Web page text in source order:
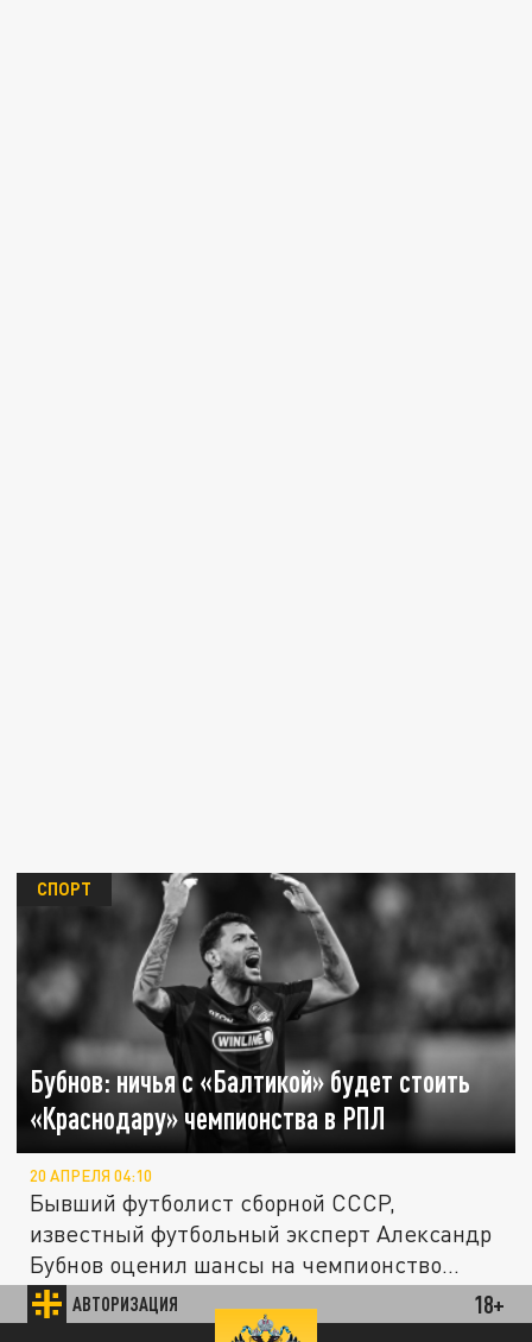
АВТОРИЗАЦИЯ 18+
Бубнов: ничья с «Балтикой» будет стоить
«Краснодару» чемпионства в РПЛ
СПОРТ
20 АПРЕЛЯ 04:10
Бывший футболист сборной СССР,
известный футбольный эксперт Александр
Бубнов оценил шансы на чемпионство...